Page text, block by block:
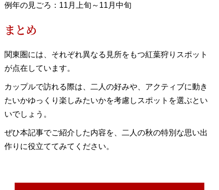
例年の見ごろ：11月上旬～11月中旬
まとめ
関東圏には、それぞれ異なる見所をもつ紅葉狩りスポット
が点在しています。
カップルで訪れる際は、二人の好みや、アクティブに動き
たいかゆっくり楽しみたいかを考慮しスポットを選ぶとい
いでしょう。
ぜひ本記事でご紹介した内容を、二人の秋の特別な思い出
作りに役立ててみてください。